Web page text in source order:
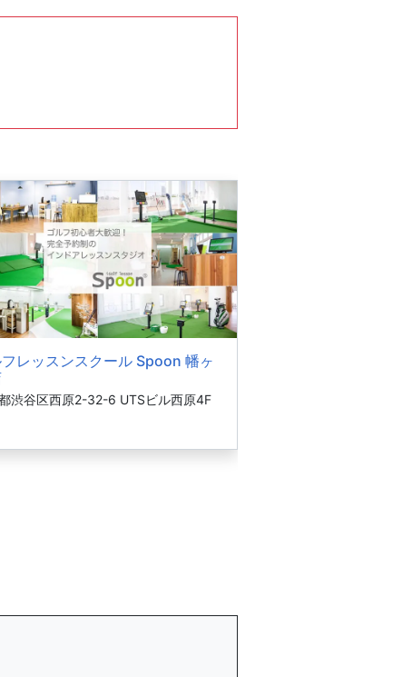
フレッスンスクール Spoon 幡ヶ
渋谷区西原2-32-6 UTSビル西原4F